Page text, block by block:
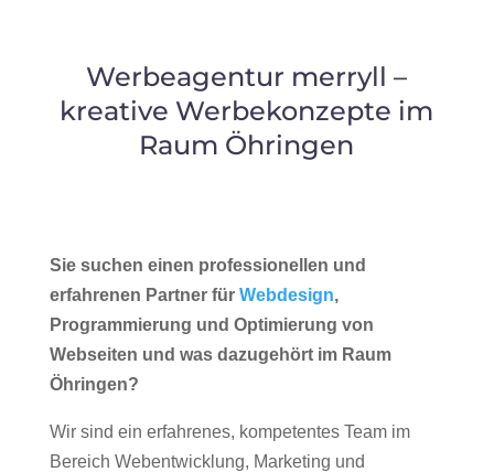
Werbeagentur merryll –
kreative Werbekonzepte im
Raum Öhringen
Sie suchen einen professionellen und
erfahrenen Partner für Webdesign,
Programmierung und Optimierung von
Webseiten und was dazugehört im Raum
Öhringen?
Wir sind ein erfahrenes, kompetentes Team im
Bereich Webentwicklung, Marketing und